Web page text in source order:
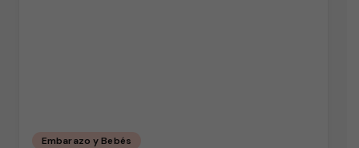
Embarazo y Bebés